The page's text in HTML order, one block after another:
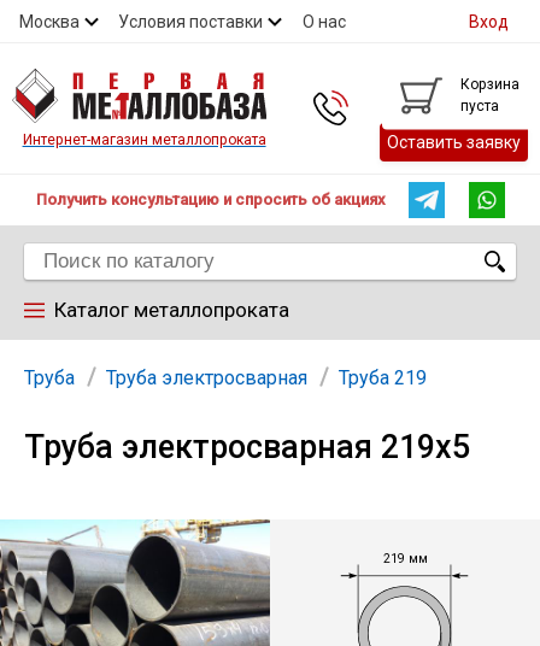
Москва Условия поставки О нас
Контакты
Вход
Интернет-магазин металлопроката
Корзина
пуста
Оставить заявку
Получить консультацию и спросить об акциях
Каталог металлопроката
Арматура
Труба
Лист
Уголок
Труба Труба электросварная Труба 219
Труба электросварная 219х5
219 мм